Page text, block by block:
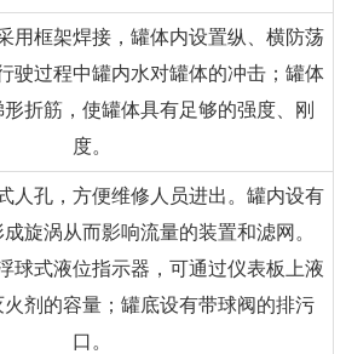
用框架焊接，罐体内设置纵、横防荡
驶过程中罐内水对罐体的冲击；罐体
折筋，使罐体具有足够的强度、刚
度。
人孔，方便维修人员进出。罐内设有
旋涡从而影响流量的装置和滤网。
球式液位指示器，可通过仪表板上液
剂的容量；罐底设有带球阀的排污
口。